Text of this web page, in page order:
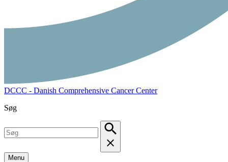
DCCC - Danish Comprehensive Cancer Center
Søg
Menu